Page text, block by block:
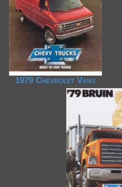
1979 Chevrolet Vans